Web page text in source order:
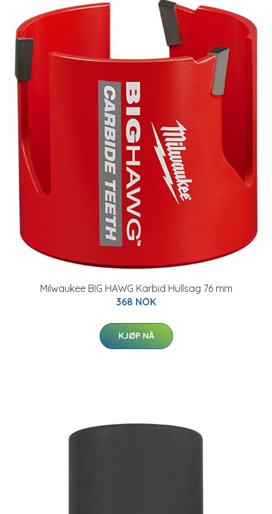
Milwaukee BIG HAWG Karbid Hullsag 76 mm
368 NOK
KJØP NÅ